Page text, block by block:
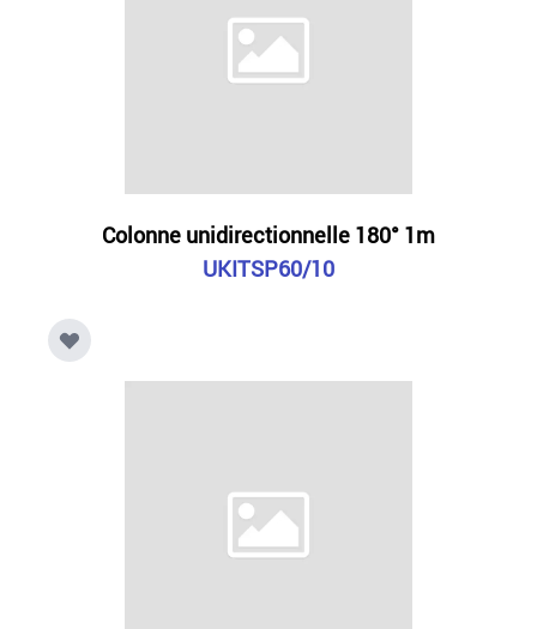
Colonne unidirectionnelle 180° 1m
UKITSP60/10